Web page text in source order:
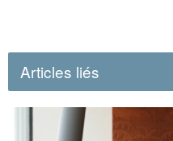
Articles liés